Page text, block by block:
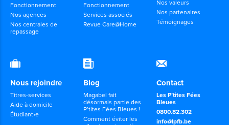
Fonctionnement
Nos agences
Nos centrales de
repassage
Fonctionnement
Services associés
Revue Care@Home
Nos valeurs
Nos partenaires
Témoignages
Nous rejoindre
Titres-services
Aide à domicile
Étudiant•e
Blog
Magabel fait
désormais partie des
P’tites Fées Bleues !
Comment éviter les
Contact
Les P’tites Fées
Bleues
0800.82.302
info@lpfb.be